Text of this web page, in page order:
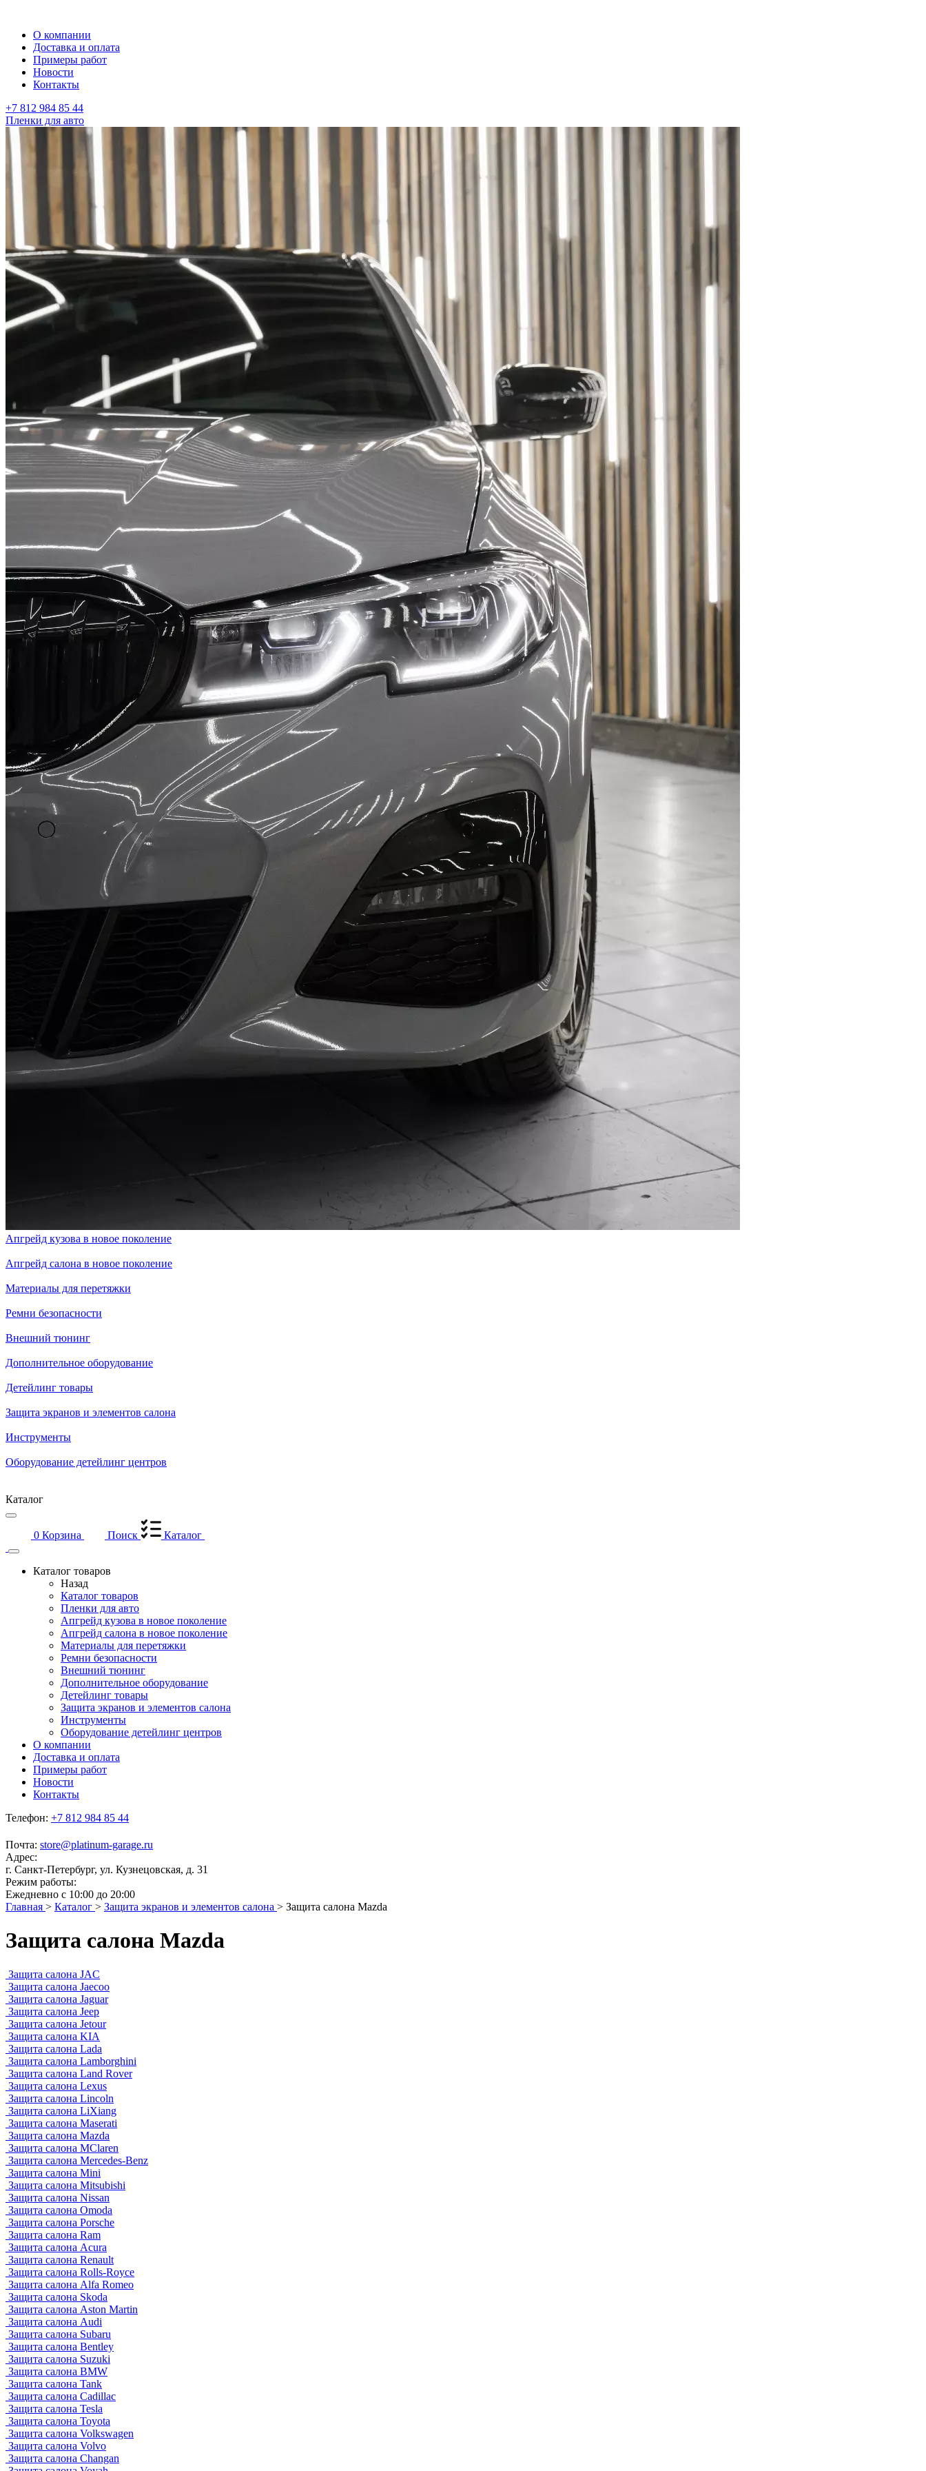
О компании
Доставка и оплата
Примеры работ
Новости
Контакты
+7 812 984 85 44
Пленки для авто
Апгрейд кузова в новое поколение
Апгрейд салона в новое поколение
Материалы для перетяжки
Ремни безопасности
Внешний тюнинг
Дополнительное оборудование
Детейлинг товары
Защита экранов и элементов салона
Инструменты
Оборудование детейлинг центров
Каталог
0 Корзина Поиск Каталог
Каталог товаров
Назад
Каталог товаров
Пленки для авто
Апгрейд кузова в новое поколение
Апгрейд салона в новое поколение
Материалы для перетяжки
Ремни безопасности
Внешний тюнинг
Дополнительное оборудование
Детейлинг товары
Защита экранов и элементов салона
Инструменты
Оборудование детейлинг центров
О компании
Доставка и оплата
Примеры работ
Новости
Контакты
Телефон: +7 812 984 85 44
Почта: store@platinum-garage.ru
Адрес:
г. Санкт-Петербург, ул. Кузнецовская, д. 31
Режим работы:
Ежедневно с 10:00 до 20:00
Главная > Каталог > Защита экранов и элементов салона > Защита салона Mazda
Защита салона Mazda
Защита салона JAC
Защита салона Jaecoo
Защита салона Jaguar
Защита салона Jeep
Защита салона Jetour
Защита салона KIA
Защита салона Lada
Защита салона Lamborghini
Защита салона Land Rover
Защита салона Lexus
Защита салона Lincoln
Защита салона LiXiang
Защита салона Maserati
Защита салона Mazda
Защита салона MClaren
Защита салона Mercedes-Benz
Защита салона Mini
Защита салона Mitsubishi
Защита салона Nissan
Защита салона Omoda
Защита салона Porsche
Защита салона Ram
Защита салона Acura
Защита салона Renault
Защита салона Rolls-Royce
Защита салона Alfa Romeo
Защита салона Skoda
Защита салона Aston Martin
Защита салона Audi
Защита салона Subaru
Защита салона Bentley
Защита салона Suzuki
Защита салона BMW
Защита салона Tank
Защита салона Cadillac
Защита салона Tesla
Защита салона Toyota
Защита салона Volkswagen
Защита салона Volvo
Защита салона Changan